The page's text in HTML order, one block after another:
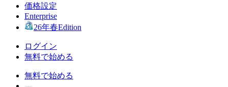
価格設定
Enterprise
26年春Edition
ログイン
無料で始める
無料で始める